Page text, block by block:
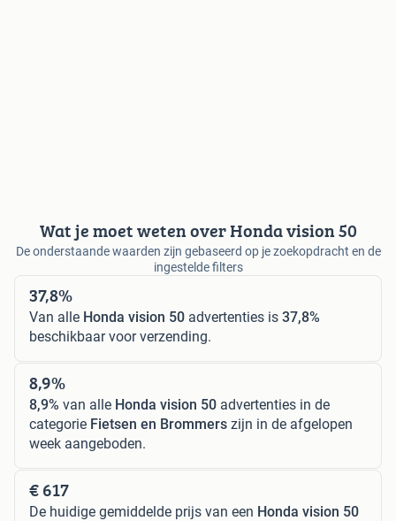
Wat je moet weten over Honda vision 50
De onderstaande waarden zijn gebaseerd op je zoekopdracht en de
ingestelde filters
37,8%
Van alle Honda vision 50 advertenties is 37,8%
beschikbaar voor verzending.
8,9%
8,9% van alle Honda vision 50 advertenties in de
categorie Fietsen en Brommers zijn in de afgelopen
week aangeboden.
€ 617
De huidige gemiddelde prijs van een Honda vision 50